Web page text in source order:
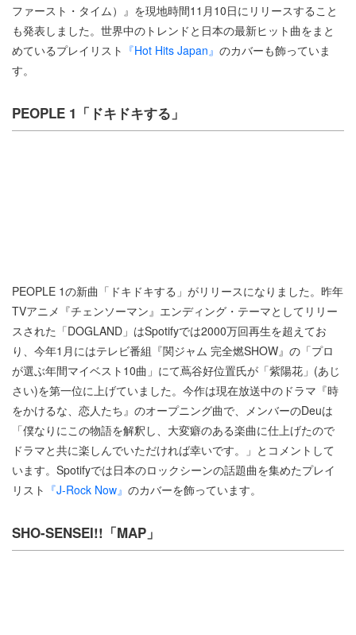
ファースト・タイム）』を現地時間11月10日にリリースすること
も発表しました。世界中のトレンドと日本の最新ヒット曲をまと
めているプレイリスト 『Hot Hits Japan』 のカバーも飾っていま
す。
PEOPLE 1「ドキドキする」
PEOPLE 1の新曲「ドキドキする」がリリースになりました。昨年
TVアニメ『チェンソーマン』エンディング・テーマとしてリリー
スされた「DOGLAND」はSpotifyでは2000万回再生を超えてお
り、今年1月にはテレビ番組『関ジャム 完全燃SHOW』の「プロ
が選ぶ年間マイベスト10曲」にて蔦谷好位置氏が「紫陽花」(あじ
さい)を第一位に上げていました。今作は現在放送中のドラマ『時
をかけるな、恋人たち』のオープニング曲で、メンバーのDeuは
「僕なりにこの物語を解釈し、大変癖のある楽曲に仕上げたので
ドラマと共に楽しんでいただければ幸いです。」とコメントして
います。Spotifyでは日本のロックシーンの話題曲を集めたプレイ
リスト 『J-Rock Now』 のカバーを飾っています。
SHO-SENSEI!!「MAP」